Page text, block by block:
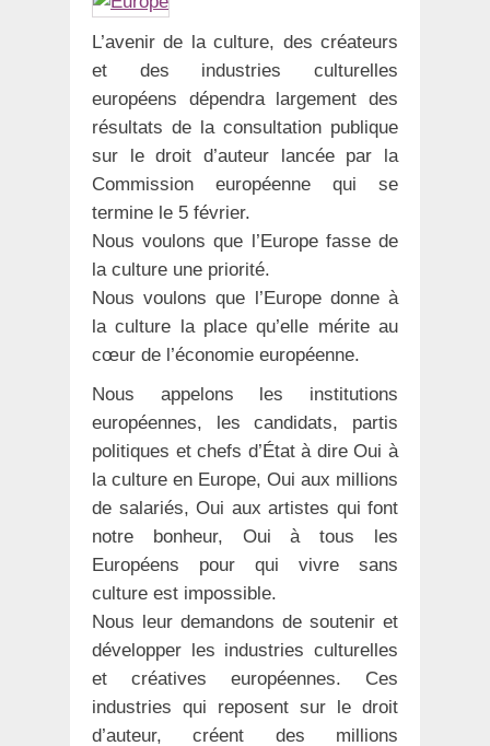
L’avenir de la culture, des créateurs
et des industries culturelles
européens dépendra largement des
résultats de la consultation publique
sur le droit d’auteur lancée par la
Commission européenne qui se
termine le 5 février.
Nous voulons que l’Europe fasse de
la culture une priorité.
Nous voulons que l’Europe donne à
la culture la place qu’elle mérite au
cœur de l’économie européenne.
Nous appelons les institutions
européennes, les candidats, partis
politiques et chefs d’État à dire Oui à
la culture en Europe, Oui aux millions
de salariés, Oui aux artistes qui font
notre bonheur, Oui à tous les
Européens pour qui vivre sans
culture est impossible.
Nous leur demandons de soutenir et
développer les industries culturelles
et créatives européennes. Ces
industries qui reposent sur le droit
d’auteur, créent des millions